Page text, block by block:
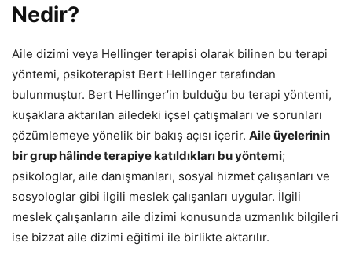
Nedir?
Aile dizimi veya Hellinger terapisi olarak bilinen bu terapi
yöntemi, psikoterapist Bert Hellinger tarafından
bulunmuştur. Bert Hellinger’in bulduğu bu terapi yöntemi,
kuşaklara aktarılan ailedeki içsel çatışmaları ve sorunları
çözümlemeye yönelik bir bakış açısı içerir. Aile üyelerinin
bir grup hâlinde terapiye katıldıkları bu yöntemi;
psikologlar, aile danışmanları, sosyal hizmet çalışanları ve
sosyologlar gibi ilgili meslek çalışanları uygular. İlgili
meslek çalışanların aile dizimi konusunda uzmanlık bilgileri
ise bizzat aile dizimi eğitimi ile birlikte aktarılır.